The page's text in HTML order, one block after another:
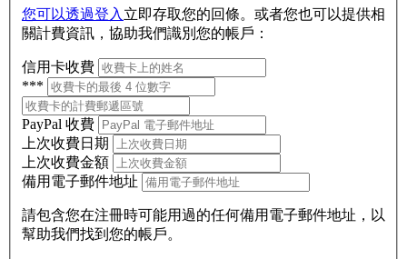
您可以透過登入 立即存取您的回條。或者您也可以提供相
關計費資訊，協助我們識別您的帳戶：
信用卡收費
***
PayPal 收費
上次收費日期
上次收費金額
備用電子郵件地址
請包含您在注冊時可能用過的任何備用電子郵件地址，以
幫助我們找到您的帳戶。